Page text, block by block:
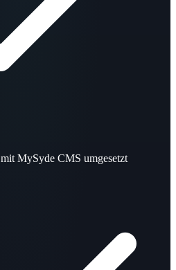
MySyde CMS umgesetzt